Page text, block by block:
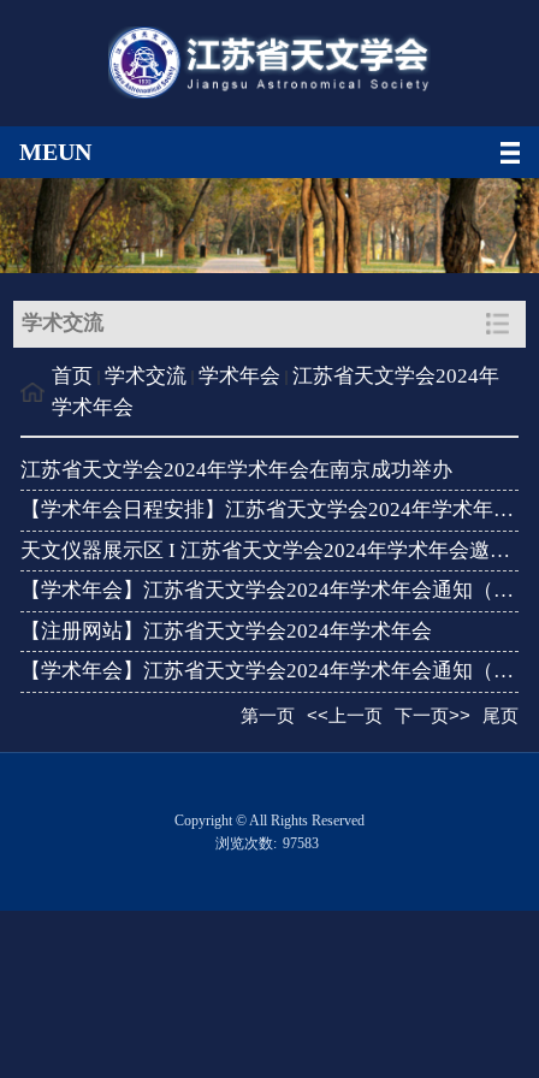
MEUN
学术交流
首页 学术交流 学术年会 江苏省天文学会2024年
学术年会
江苏省天文学会2024年学术年会在南京成功举办
【学术年会日程安排】江苏省天文学会2024年学术年会通知（第三号...
天文仪器展示区 I 江苏省天文学会2024年学术年会邀请函
【学术年会】江苏省天文学会2024年学术年会通知（第二号） 苏天...
【注册网站】江苏省天文学会2024年学术年会
【学术年会】江苏省天文学会2024年学术年会通知（第一号）苏天办...
第一页 <<上一页 下一页>> 尾页
Copyright © All Rights Reserved
浏览次数: 97583